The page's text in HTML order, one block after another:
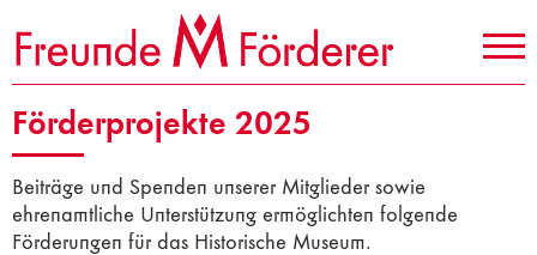
Förderprojekte 2025
Beiträge und Spenden unserer Mitglieder sowie
ehrenamtliche Unterstützung ermöglichten folgende
Förderungen für das Historische Museum.